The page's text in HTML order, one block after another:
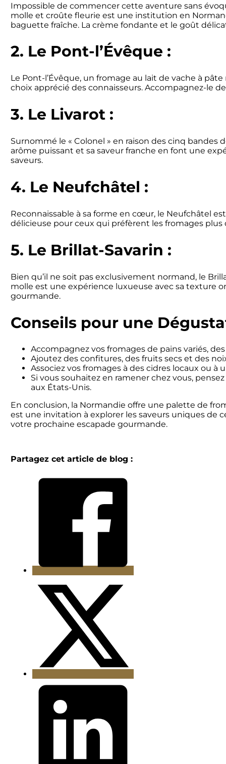
Impossible de commencer cette aventure sans
molle et croûte fleurie est une institution en
baguette fraîche. La crème fondante et le goût
2. Le Pont-l’Évêque :
Le Pont-l’Évêque, un fromage au lait de vache à
choix apprécié des connaisseurs. Accompagnez-le
3. Le Livarot :
Surnommé le « Colonel » en raison des cinq bandes
arôme puissant et sa saveur franche en font une
saveurs.
4. Le Neufchâtel :
Reconnaissable à sa forme en cœur, le Neufchâtel
délicieuse pour ceux qui préfèrent les fromages
5. Le Brillat-Savarin :
Bien qu’il ne soit pas exclusivement normand, le
molle est une expérience luxueuse avec sa texture
gourmande.
Conseils pour une
Accompagnez vos fromages de pains variés,
Ajoutez des confitures, des fruits secs et des
Associez vos fromages à des cidres locaux ou à
Si vous souhaitez en ramener chez vous,
aux États-Unis.
En conclusion, la Normandie offre une palette de
est une invitation à explorer les saveurs uniques de
votre prochaine escapade gourmande.
Partagez cet article de blog :